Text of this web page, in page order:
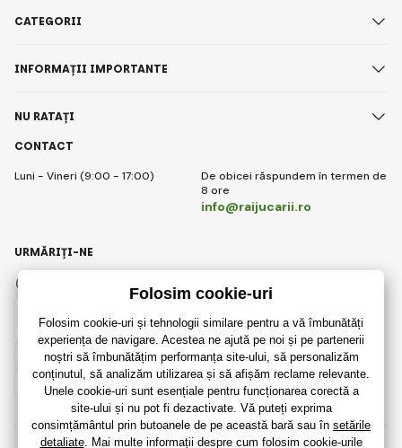
CONTACT
Luni - Vineri (9:00 - 17:00)
De obicei răspundem în termen de
8 ore
info@raijucarii.ro
CATEGORII
INFORMAȚII IMPORTANTE
NU RATAȚI
Romanian
URMĂRIȚI-NE
Instagram